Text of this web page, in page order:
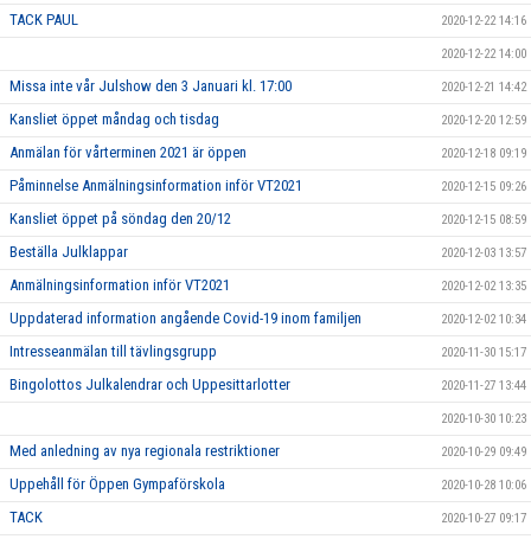
TACK PAUL 2020-12-22 14:16
2020-12-22 14:00
Missa inte vår Julshow den 3 Januari kl. 17:00 2020-12-21 14:42
Kansliet öppet måndag och tisdag 2020-12-20 12:59
Anmälan för vårterminen 2021 är öppen 2020-12-18 09:19
Påminnelse Anmälningsinformation inför VT2021 2020-12-15 09:26
Kansliet öppet på söndag den 20/12 2020-12-15 08:59
Beställa Julklappar 2020-12-03 13:57
Anmälningsinformation inför VT2021 2020-12-02 13:35
Uppdaterad information angående Covid-19 inom familjen 2020-12-02 10:34
Intresseanmälan till tävlingsgrupp 2020-11-30 15:17
Bingolottos Julkalendrar och Uppesittarlotter 2020-11-27 13:44
2020-10-30 10:23
Med anledning av nya regionala restriktioner 2020-10-29 09:49
Uppehåll för Öppen Gympaförskola 2020-10-28 10:06
TACK 2020-10-27 09:17